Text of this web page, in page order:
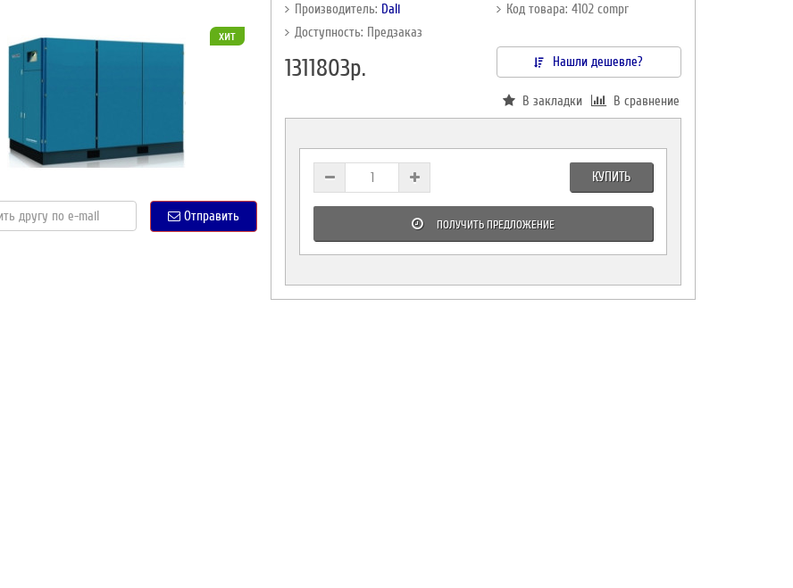
хит
Отправить
Производитель: Dali
Код товара: 4102 compr
Доступность: Предзаказ
1311803р. Нашли дешевле?
В закладки В сравнение
КУПИТЬ
ПОЛУЧИТЬ ПРЕДЛОЖЕНИЕ